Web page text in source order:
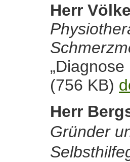
Herr
(756 KB)
Herr
Gründer